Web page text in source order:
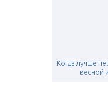
Когда лучше
весной